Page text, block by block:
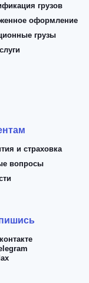
грузов
оформление
грузы
и страховка
вопросы